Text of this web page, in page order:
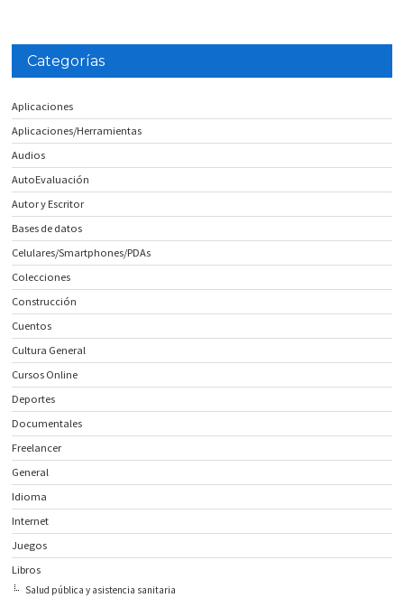
Categorías
Aplicaciones
Aplicaciones/Herramientas
Audios
AutoEvaluación
Autor y Escritor
Bases de datos
Celulares/Smartphones/PDAs
Colecciones
Construcción
Cuentos
Cultura General
Cursos Online
Deportes
Documentales
Freelancer
General
Idioma
Internet
Juegos
Libros
Salud pública y asistencia sanitaria